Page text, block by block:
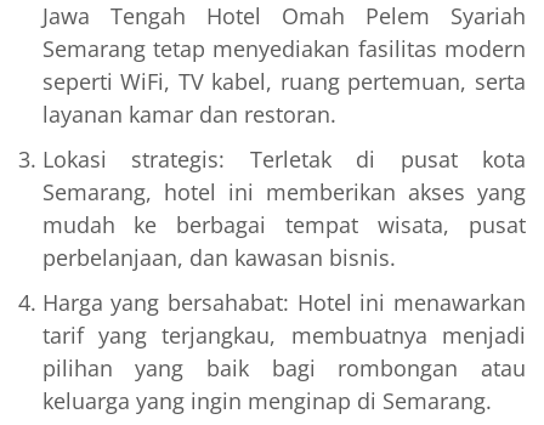
Jawa Tengah Hotel Omah Pelem Syariah
Semarang tetap menyediakan fasilitas modern
seperti WiFi, TV kabel, ruang pertemuan, serta
layanan kamar dan restoran.
Lokasi strategis: Terletak di pusat kota
Semarang, hotel ini memberikan akses yang
mudah ke berbagai tempat wisata, pusat
perbelanjaan, dan kawasan bisnis.
Harga yang bersahabat: Hotel ini menawarkan
tarif yang terjangkau, membuatnya menjadi
pilihan yang baik bagi rombongan atau
keluarga yang ingin menginap di Semarang.